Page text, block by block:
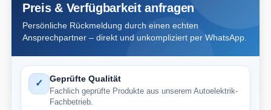
Preis & Verfügbarkeit anfragen
Persönliche Rückmeldung durch einen echten
Ansprechpartner – direkt und unkompliziert per WhatsApp.
✓ Geprüfte Qualität
Fachlich geprüfte Produkte aus unserem Autoelektrik-
Fachbetrieb.